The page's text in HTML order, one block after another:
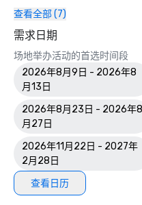
查看全部 (7)
需求日期
场地举办活动的首选时间段
2026年8月9日 - 2026年8
月13日
2026年8月23日 - 2026年8
月27日
2026年11月22日 - 2027年
2月28日
查看日历